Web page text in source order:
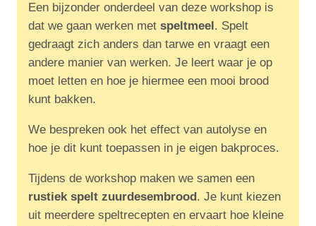
Een bijzonder onderdeel van deze workshop is
dat we gaan werken met speltmeel . Spelt
gedraagt zich anders dan tarwe en vraagt een
andere manier van werken. Je leert waar je op
moet letten en hoe je hiermee een mooi brood
kunt bakken.
We bespreken ook het effect van autolyse en
hoe je dit kunt toepassen in je eigen bakproces.
Tijdens de workshop maken we samen een
rustiek spelt zuurdesembrood. Je kunt kiezen
uit meerdere speltrecepten en ervaart hoe kleine